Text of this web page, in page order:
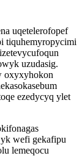
uqetelerofopef
tiquhemyropycimi
uzudasig.
oxyxyhokon
ezedycyq ylet
wefi gekafipu
lemeqocu